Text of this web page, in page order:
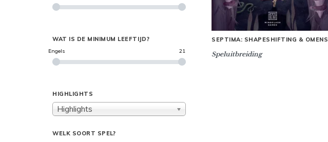
WAT IS DE MINIMUM LEEFTIJD?
Engels 21
HIGHLIGHTS
Highlights
WELK SOORT SPEL?
SEPTIMA: SHAPESHIFTING & OMENS
Speluitbreiding